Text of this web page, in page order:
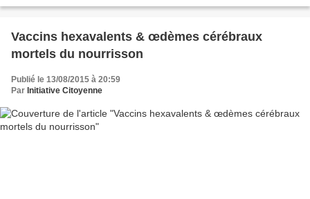
Vaccins hexavalents & œdèmes cérébraux
mortels du nourrisson
Publié le 13/08/2015 à 20:59
Par Initiative Citoyenne